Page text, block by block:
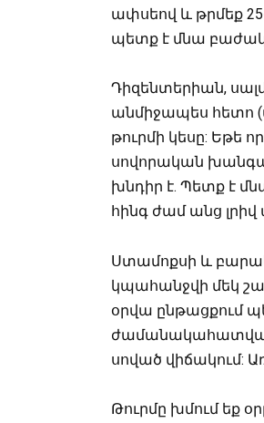
ափսեով և թրմեք
պետք է մնա
Դիզենտերիան,
անմիջապես հետո
թուրմի կեսը: Եթե
սովորական
խնդիր է. Պետք է
հինգ ժամ անց լրիվ
Ստամոքսի և բարակ
կպահանջվի մեկ
օրվա ընթացքում
սոված վիճակում:
Թուրմը խմում եք